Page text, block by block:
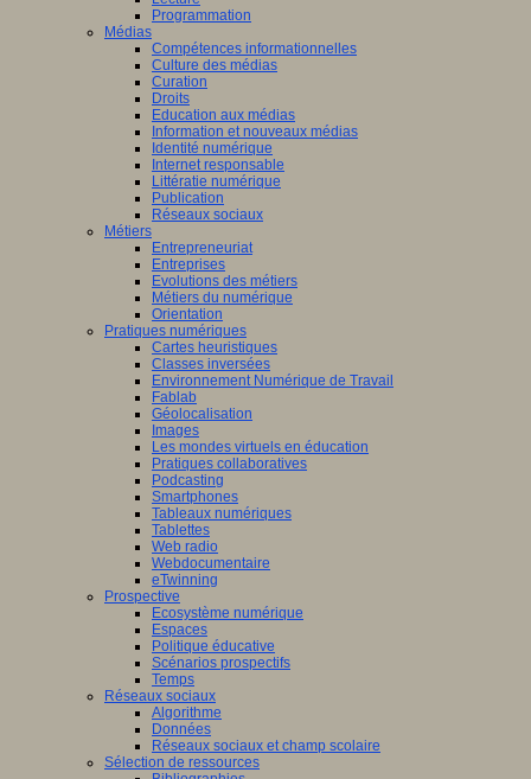
Programmation
Médias
Compétences informationnelles
Culture des médias
Curation
Droits
Education aux médias
Information et nouveaux médias
Identité numérique
Internet responsable
Littératie numérique
Publication
Réseaux sociaux
Métiers
Entrepreneuriat
Entreprises
Evolutions des métiers
Métiers du numérique
Orientation
Pratiques numériques
Cartes heuristiques
Classes inversées
Environnement Numérique de Travail
Fablab
Géolocalisation
Images
Les mondes virtuels en éducation
Pratiques collaboratives
Podcasting
Smartphones
Tableaux numériques
Tablettes
Web radio
Webdocumentaire
eTwinning
Prospective
Ecosystème numérique
Espaces
Politique éducative
Scénarios prospectifs
Temps
Réseaux sociaux
Algorithme
Données
Réseaux sociaux et champ scolaire
Sélection de ressources